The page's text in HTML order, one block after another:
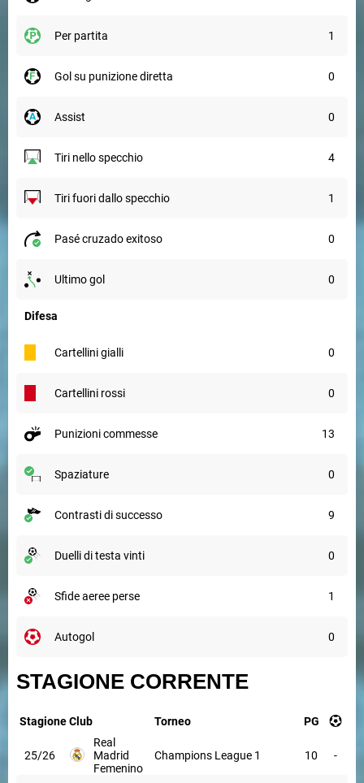
per partita 1
gol su punizione diretta 0
assist 0
tiri nello specchio 4
tiri fuori dallo specchio 1
pasé cruzado exitoso 0
ultimo gol 0
Difesa
cartellini gialli 0
cartellini rossi 0
punizioni commesse 13
spaziature 0
contrasti di successo 9
duelli di testa vinti 0
sfide aeree perse 1
autogol 0
STAGIONE CORRENTE
Stagione Club Torneo PG
25/26
Real
Madrid
Femenino
Champions League 1 10 -